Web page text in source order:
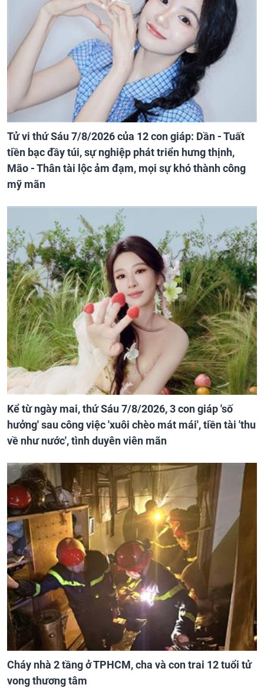
Tử vi thứ Sáu 7/8/2026 của 12 con giáp: Dần - Tuất
tiền bạc đầy túi, sự nghiệp phát triển hưng thịnh,
Mão - Thân tài lộc ảm đạm, mọi sự khó thành công
mỹ mãn
Kể từ ngày mai, thứ Sáu 7/8/2026, 3 con giáp 'số
hưởng' sau công việc 'xuôi chèo mát mái', tiền tài 'thu
về như nước', tình duyên viên mãn
Cháy nhà 2 tầng ở TPHCM, cha và con trai 12 tuổi tử
vong thương tâm